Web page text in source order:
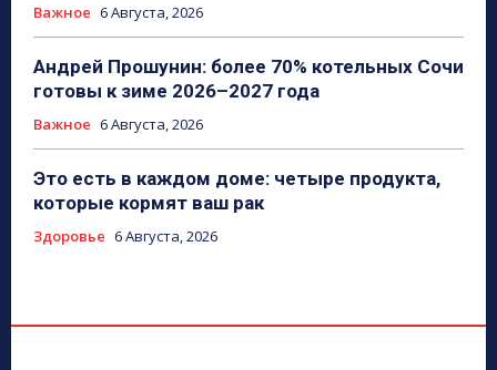
Важное 6 Августа, 2026
Андрей Прошунин: более 70% котельных Сочи
готовы к зиме 2026–2027 года
Важное 6 Августа, 2026
Это есть в каждом доме: четыре продукта,
которые кормят ваш рак
Здоровье 6 Августа, 2026